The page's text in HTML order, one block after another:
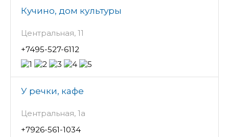
Кучино, дом культуры
Центральная, 11
+7495-527-6112
У речки, кафе
Центральная, 1а
+7926-561-1034